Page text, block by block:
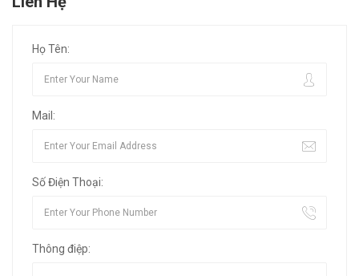
Họ Tên:
Mail:
Số Điện Thoại:
Thông điệp: